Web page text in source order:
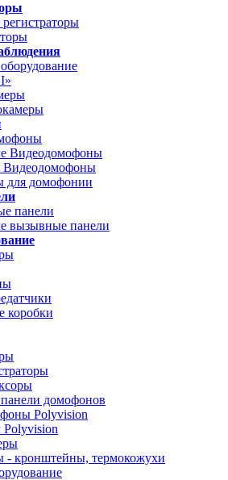
Видеодомофоны
Видеодомофоны
для домофонии
панели
вызывные панели
коробки
домофонов
Polyvision
- кронштейны, термокожухи